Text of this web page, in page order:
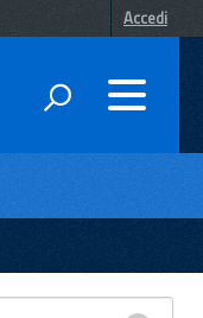
Accedi